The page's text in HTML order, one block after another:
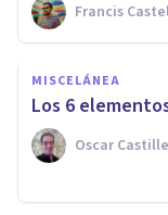
Francis
MISCELÁNEA
Los 6
Oscar
BIOGRAFÍAS
Gregorio
biografía
político